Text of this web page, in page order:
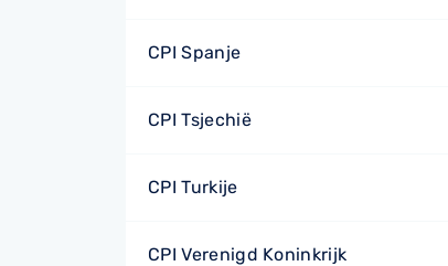
CPI Spanje
CPI Tsjechië
CPI Turkije
CPI Verenigd Koninkrijk